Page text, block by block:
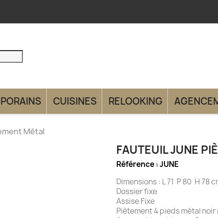
CUISINES RELOOKING
Métal
FAUTEUIL JUNE
Référence :JUNE
Dimensions : L 71 P 80 H 78
Dossier fixe
Assise Fixe
Piètement 4 pieds métal noir